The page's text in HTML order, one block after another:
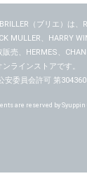
（ブリエ） は、
MULLER、HARRY
売、HERMES、
ラインストアです。
安委員会許可 第
are reserved by Syuppin